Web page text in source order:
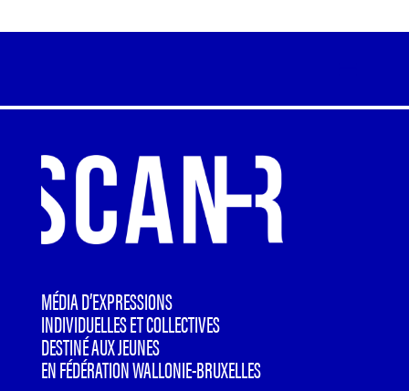
MÉDIA D’EXPRESSIONS
INDIVIDUELLES ET COLLECTIVES
DESTINÉ AUX JEUNES
EN FÉDÉRATION WALLONIE-BRUXELLES